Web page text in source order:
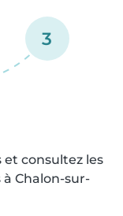
3
et consultez les
Chalon-sur-